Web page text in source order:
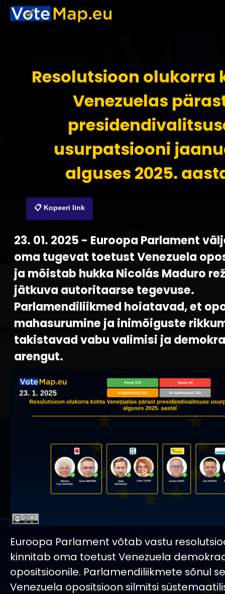
Resolutsioon olukorra
Venezuelas
usurpatsiooni
alguses 2025.
📋 Kopeeri link
23. 01. 2025 - Euroopa Parlament
oma tugevat toetust Venezuela
ja mõistab hukka Nicolás Maduro
jätkuva autoritaarse tegevuse.
Parlamendiliikmed hoiatavad, et
mahasurumine ja inimõiguste
takistavad vabu valimisi ja
arengut.
Euroopa Parlament võtab vastu
kinnitab oma toetust Venezuela
opositsioonile. Parlamendiliikmete sõnul
Venezuela opositsioon silmitsi